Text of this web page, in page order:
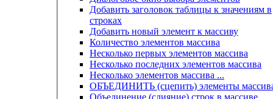
Добавить заголовок таблицы к значениям в
строках
Добавить новый элемент к массиву
Количество элементов массива
Несколько первых элементов массива
Несколько последних элементов массива
Несколько элементов массива ...
ОБЪЕДИНИТЬ (сцепить) элементы
Объединение (слияние) строк в массиве